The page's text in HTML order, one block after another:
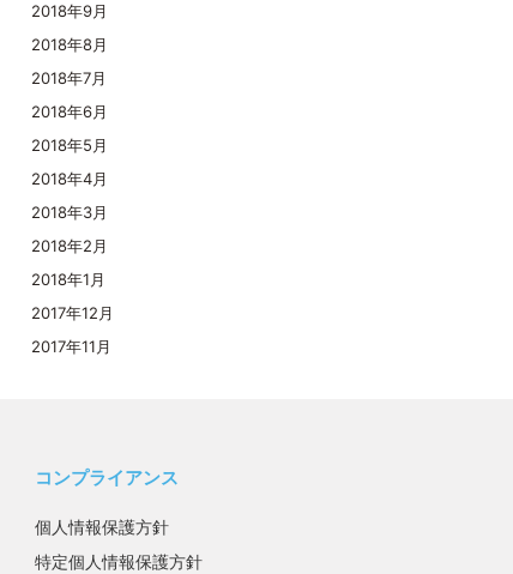
2018年9月
2018年8月
2018年7月
2018年6月
2018年5月
2018年4月
2018年3月
2018年2月
2018年1月
2017年12月
2017年11月
コンプライアンス
個人情報保護方針
特定個人情報保護方針